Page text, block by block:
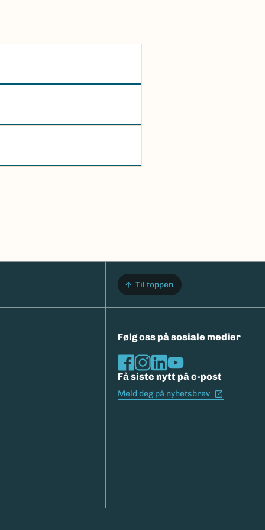
Til toppen
Følg oss på sosiale medier
Få siste nytt på e-post
Meld deg på nyhetsbrev